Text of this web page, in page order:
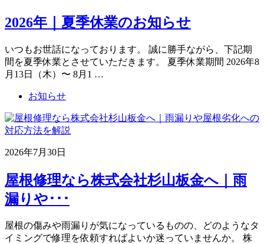
2026年｜夏季休業のお知らせ
いつもお世話になっております。 誠に勝手ながら、下記期
間を夏季休業とさせていただきます。 夏季休業期間 2026年8
月13日（木）〜 8月1 …
お知らせ
2026年7月30日
屋根修理なら株式会社杉山板金へ｜雨
漏りや･･･
屋根の傷みや雨漏りが気になっているものの、どのようなタ
イミングで修理を依頼すればよいか迷っていませんか。 株